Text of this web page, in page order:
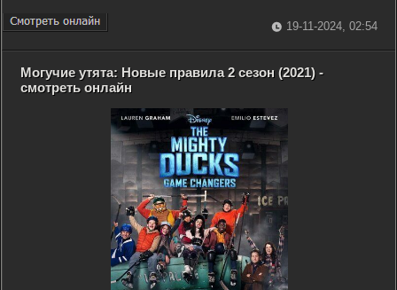
19-11-2024, 02:54
Могучие утята: Новые правила 2 сезон (2021) -
смотреть онлайн